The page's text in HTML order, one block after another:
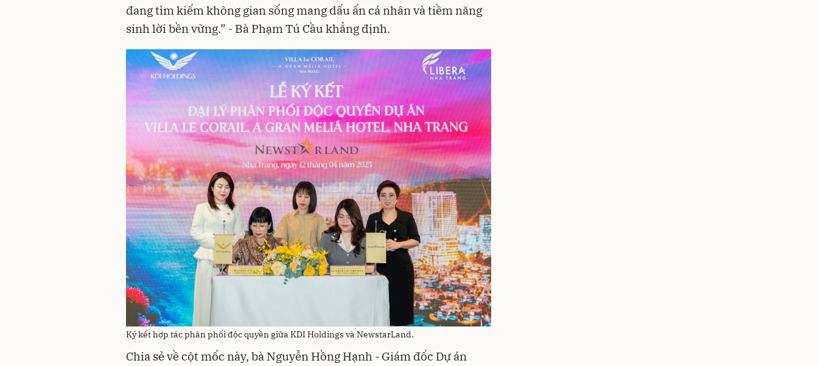
đang tìm kiếm không gian sống mang dấu ấn cá nhân và tiềm năng
sinh lời bền vững.” - Bà Phạm Tú Cầu khẳng định.
Ký kết hợp tác phân phối độc quyền giữa KDI Holdings và NewstarLand.
Chia sẻ về cột mốc này, bà Nguyễn Hồng Hạnh - Giám đốc Dự án